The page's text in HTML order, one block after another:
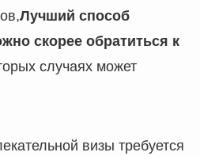
Лучший способ
скорее обратиться к
случаях может
визы требуется